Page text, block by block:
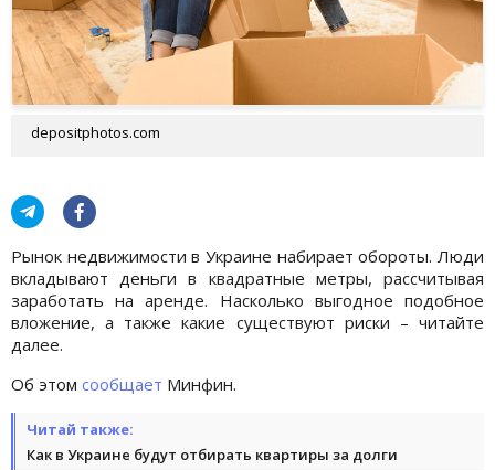
depositphotos.com
Рынок недвижимости в Украине набирает обороты. Люди
вкладывают деньги в квадратные метры, рассчитывая
заработать на аренде. Насколько выгодное подобное
вложение, а также какие существуют риски – читайте
далее.
Об этом сообщает Минфин.
Читай также:
Как в Украине будут отбирать квартиры за долги